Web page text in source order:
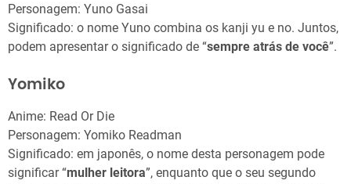
Personagem: Yuno Gasai
Significado: o nome Yuno combina os kanji yu e no. Juntos,
podem apresentar o significado de “sempre atrás de você”.
Yomiko
Anime: Read Or Die
Personagem: Yomiko Readman
Significado: em japonês, o nome desta personagem pode
significar “mulher leitora”, enquanto que o seu segundo